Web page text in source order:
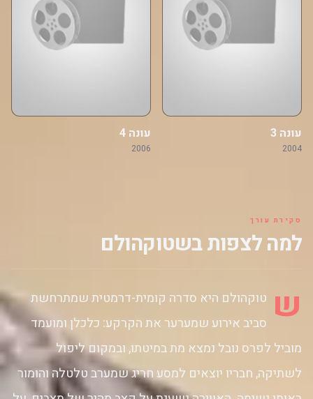
עונה 3
2004
עונה 4
2006
סקירת עורך
למה לצפות בשטוקהולם
ש טוקהולם היא סדרה קומית-דרמטית שמתרחשת
סביב אירוע שמערער את הקרקע: כלכלן ומועמד
מוביל לפרס נובל נמצא מת במיטתו, ובמקום ליפול
לשתיקה, חבריו יוצאים למסע חריג שמערב טלטלה והומור